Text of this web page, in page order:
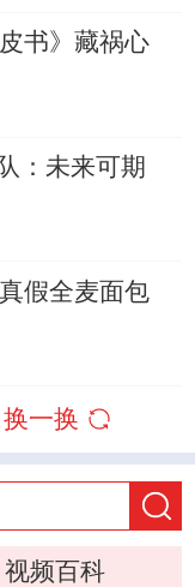
书》藏祸心
：未来可期
假全麦面包
换一换
视频百科